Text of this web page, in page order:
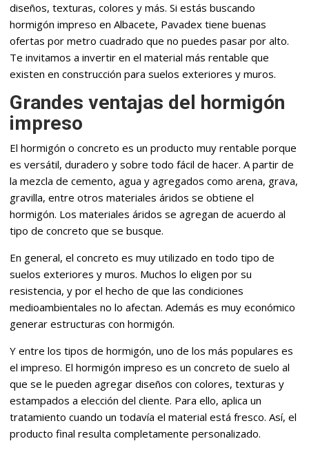
diseños, texturas, colores y más. Si estás buscando
hormigón impreso en Albacete, Pavadex tiene buenas
ofertas por metro cuadrado que no puedes pasar por alto.
Te invitamos a invertir en el material más rentable que
existen en construcción para suelos exteriores y muros.
Grandes ventajas del hormigón
impreso
El hormigón o concreto es un producto muy rentable porque
es versátil, duradero y sobre todo fácil de hacer. A partir de
la mezcla de cemento, agua y agregados como arena, grava,
gravilla, entre otros materiales áridos se obtiene el
hormigón. Los materiales áridos se agregan de acuerdo al
tipo de concreto que se busque.
En general, el concreto es muy utilizado en todo tipo de
suelos exteriores y muros. Muchos lo eligen por su
resistencia, y por el hecho de que las condiciones
medioambientales no lo afectan. Además es muy económico
generar estructuras con hormigón.
Y entre los tipos de hormigón, uno de los más populares es
el impreso. El hormigón impreso es un concreto de suelo al
que se le pueden agregar diseños con colores, texturas y
estampados a elección del cliente. Para ello, aplica un
tratamiento cuando un todavía el material está fresco. Así, el
producto final resulta completamente personalizado.